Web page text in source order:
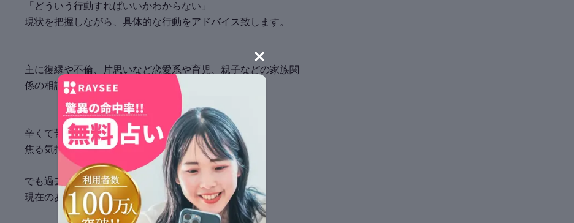
「どういう行動すればいいかわからない」
現状を把握しながら、具体的な行動をアドバイス致します。
主に復縁や不倫、片思いなど恋愛系や育児、親子などの家族関
係の相談を得意としております🌛
辛くて苦しい想いは断ち切り、幸せになりませんか？
焦る気持ちも、苦しい気持ちもとても分かります🌓
でも過去が未来を作るのではありません。
現在のあなたが未来を作っていきます🐾